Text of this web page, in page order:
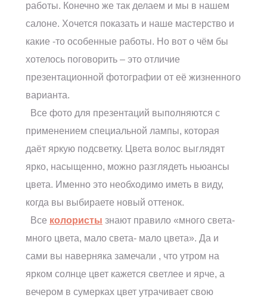
работы. Конечно же так делаем и мы в нашем
салоне. Хочется показать и наше мастерство и
какие -то особенные работы. Но вот о чём бы
хотелось поговорить – это отличие
презентационной фотографии от её жизненного
варианта.
Все фото для презентаций выполняются с
применением специальной лампы, которая
даёт яркую подсветку. Цвета волос выглядят
ярко, насыщенно, можно разглядеть ньюансы
цвета. Именно это необходимо иметь в виду,
когда вы выбираете новый оттенок.
Все колористы знают правило «много света-
много цвета, мало света- мало цвета». Да и
сами вы наверняка замечали , что утром на
ярком солнце цвет кажется светлее и ярче, а
вечером в сумерках цвет утрачивает свою